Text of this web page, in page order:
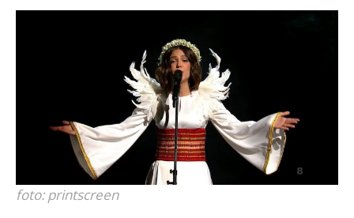
foto: printscreen